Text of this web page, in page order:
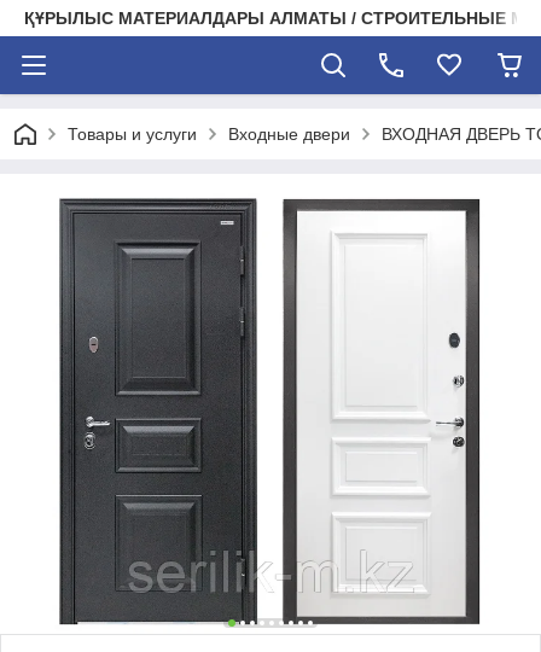
ҚҰРЫЛЫС МАТЕРИАЛДАРЫ АЛМАТЫ / СТРОИТЕЛЬНЫЕ
Товары и услуги Входные двери ВХОДНАЯ ДВЕРЬ